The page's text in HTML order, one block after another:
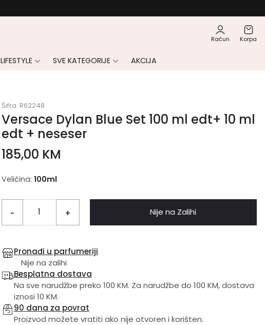
Račun Korpa
LIFESTYLE SVE KATEGORIJE AKCIJA
Šifra: R62248
Versace Dylan Blue Set 100 ml edt+ 10 ml
edt + neseser
185,00 KM
Veličina: 100ml
- + Nije na Zalihi
Pronađi u parfumeriji
Nije na zalihi
Besplatna dostava
Na sve narudžbe preko 100 KM. Za narudžbe do 100 KM, dostava
iznosi 10 KM.
90 dana za povrat
Proizvod možete vratiti ako nije otvoren i korišten.